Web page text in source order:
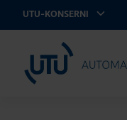
UTU-KONSERNI
UTU Automation